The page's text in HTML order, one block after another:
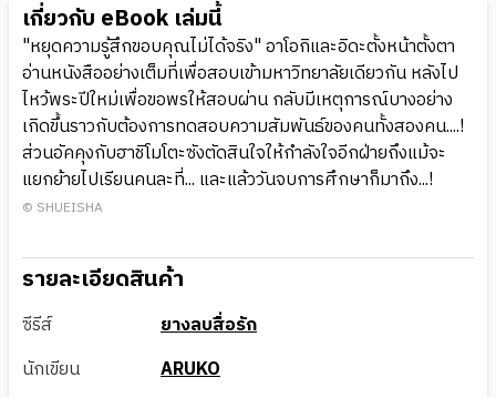
เกี่ยวกับ eBook เล่มนี้
"หยุดความรู้สึกขอบคุณไม่ได้จริง" อาโอกิและอิดะตั้งหน้าตั้งตา
อ่านหนังสืออย่างเต็มที่เพื่อสอบเข้ามหาวิทยาลัยเดียวกัน หลังไป
ไหว้พระปีใหม่เพื่อขอพรให้สอบผ่าน กลับมีเหตุการณ์บางอย่าง
เกิดขึ้นราวกับต้องการทดสอบความสัมพันธ์ของคนทั้งสองคน....!
ส่วนอัคคุงกับฮาชิโมโตะซังตัดสินใจให้กำลังใจอีกฝ่ายถึงแม้จะ
แยกย้ายไปเรียนคนละที่... และแล้ววันจบการศึกษาก็มาถึง...!
© SHUEISHA
รายละเอียดสินค้า
ซีรีส์
ยางลบสื่อรัก
นักเขียน
ARUKO